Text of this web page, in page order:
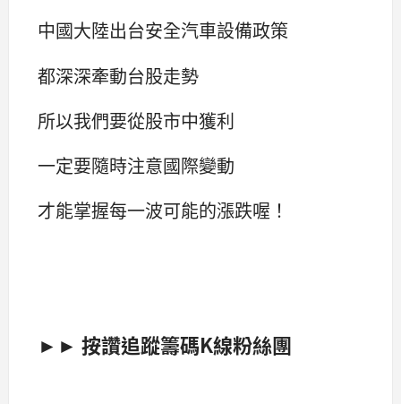
中國大陸出台安全汽車設備政策
都深深牽動台股走勢
所以我們要從股市中獲利
一定要隨時注意國際變動
才能掌握每一波可能的漲跌喔！
►► 按讚追蹤籌碼K線粉絲團